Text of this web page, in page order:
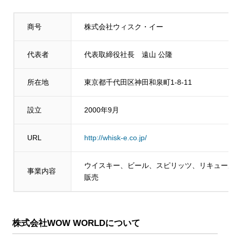
商号 株式会社ウィスク・イー
代表者 代表取締役社長 遠山 公隆
所在地 東京都千代田区神田和泉町1-8-11
設立 2000年9月
URL http://whisk-e.co.jp/
事業内容
ウイスキー、ビール、スピリッツ、リキュ
販売
株式会社WOW WORLDについて